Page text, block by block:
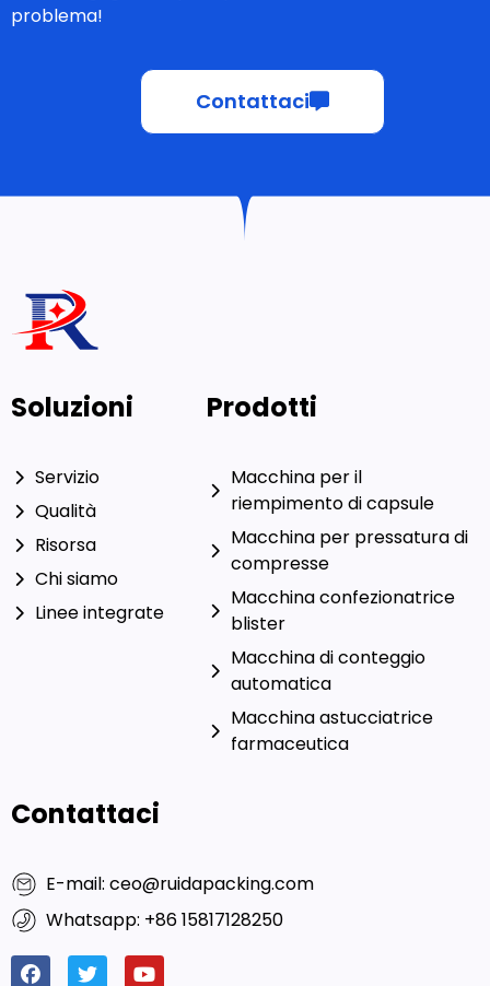
problema!
Contattaci
Soluzioni
Servizio
Qualità
Risorsa
Chi siamo
Linee integrate
Prodotti
Macchina per il
riempimento di capsule
Macchina per pressatura di
compresse
Macchina confezionatrice
blister
Macchina di conteggio
automatica
Macchina astucciatrice
farmaceutica
Contattaci
E-mail: ceo@ruidapacking.com
Whatsapp: +86 15817128250